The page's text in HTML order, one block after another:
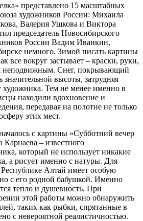
представлено 15 масштабных
художников России: Михаила
Валерия Ушкова и Виктора
председатель Новосибирского
России Вадим Иванкин,
немного. Зимой писать картины
все вокруг застывает – краски, руки,
неподвижным. Снег, покрывающий
высоты, затрудняя
художника. Тем не менее именно в
находили вдохновение и
передавая на полотне не только
этих мест.
с картины «Субботний вечер
– известного
который не использует никакие
а рисует именно с натуры. Для
Алтай имеет особую
с его родной бабушкой. Именно
тепло и душевность. При
этой работы можно обнаружить
таких как рыбки, спрятанные в
с невероятной реалистичностью.